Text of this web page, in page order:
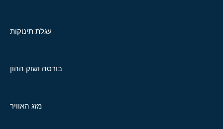
עגלת תינוקות
בורסה ושוק ההון
מזג האוויר